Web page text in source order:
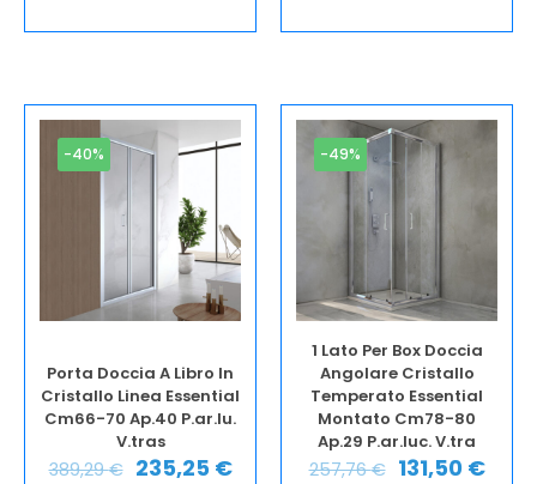
-40%
Porta Doccia A Libro In
Cristallo Linea Essential
Cm66-70 Ap.40 P.ar.lu.
V.tras
389,29€ 235,25 €
-49%
1 Lato Per Box Doccia
Angolare Cristallo
Temperato Essential
Montato Cm78-80
Ap.29 P.ar.luc. V.tra
257,76€ 131,50 €